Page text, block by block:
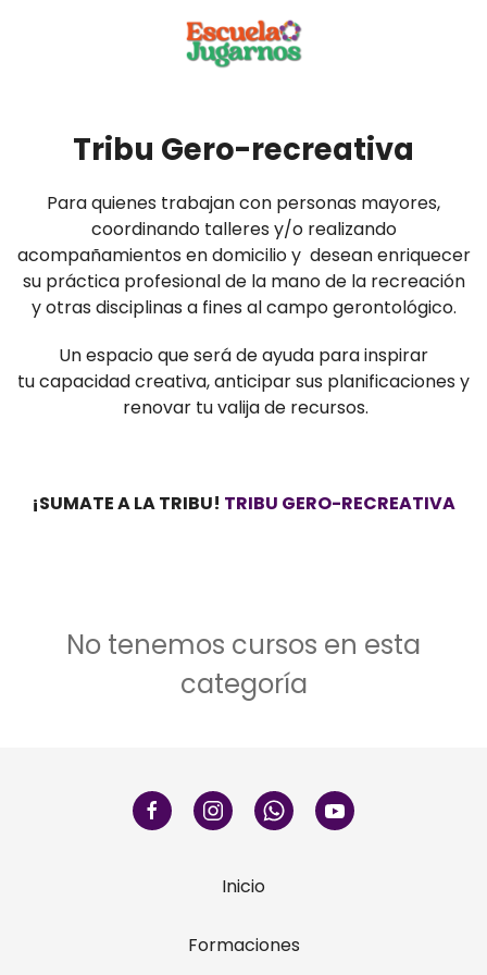
Tribu Gero-recreativa
Para quienes trabajan con personas mayores,
coordinando talleres y/o realizando
acompañamientos en domicilio y desean enriquecer
su práctica profesional de la mano de la recreación
y otras disciplinas a fines al campo gerontológico.
Un espacio que será de ayuda para inspirar
tu capacidad creativa, anticipar sus planificaciones y
renovar tu valija de recursos.
¡SUMATE A LA TRIBU! TRIBU GERO-RECREATIVA
No tenemos cursos en esta
categoría
Inicio
Formaciones